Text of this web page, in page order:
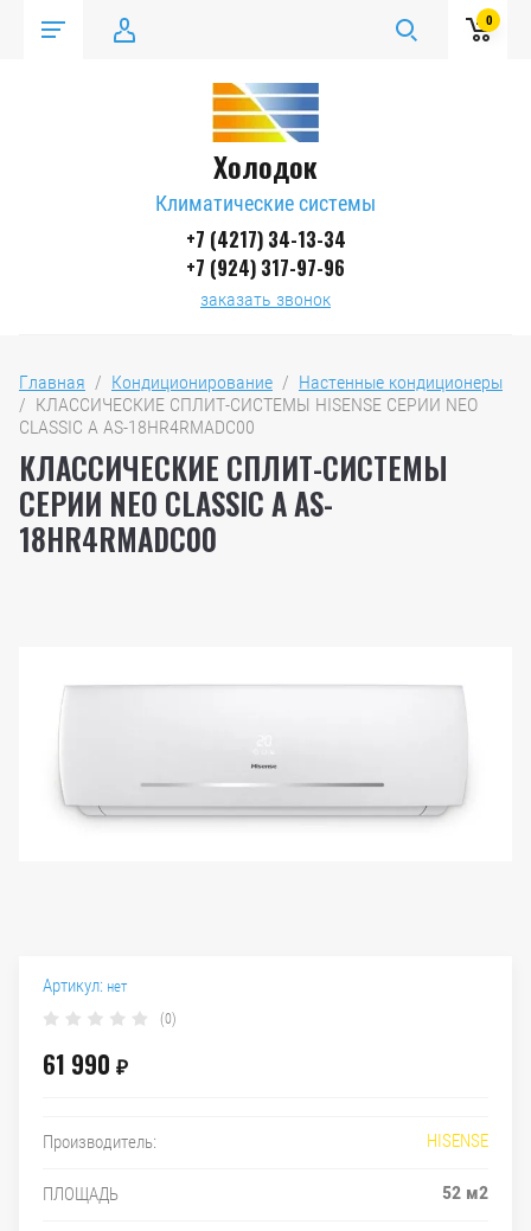
0
Холодок
Климатические системы
+7 (4217) 34-13-34
+7 (924) 317-97-96
заказать звонок
Главная
  /
Кондиционирование
  /
Настенные кондиционеры
/  КЛАССИЧЕСКИЕ СПЛИТ-СИСТЕМЫ HISENSE СЕРИИ NEO
CLASSIC A AS-18HR4RMADC00
КЛАССИЧЕСКИЕ СПЛИТ-СИСТЕМЫ
СЕРИИ NEO CLASSIC A AS-
18HR4RMADC00
Артикул: нет
(0)
61 990 ₽
Производитель: HISENSE
ПЛОЩАДЬ 52 м2